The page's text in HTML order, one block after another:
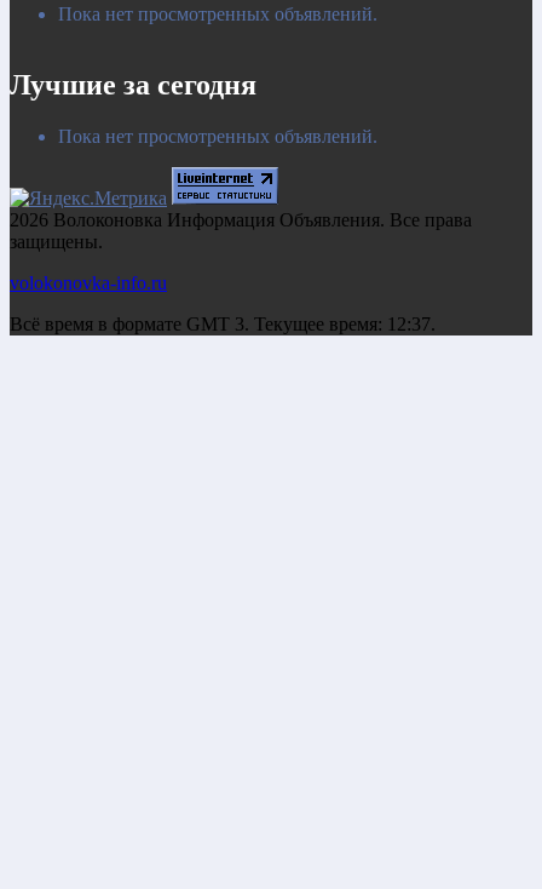
Пока нет просмотренных объявлений.
Лучшие за сегодня
Пока нет просмотренных объявлений.
2026 Волоконовка Информация Объявления. Все права
защищены.
volokonovka-info.ru
Всё время в формате GMT 3. Текущее время: 12:37.